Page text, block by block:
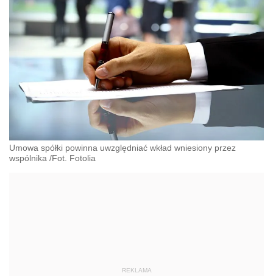
Umowa spółki powinna uwzględniać wkład wniesiony przez
wspólnika /Fot. Fotolia